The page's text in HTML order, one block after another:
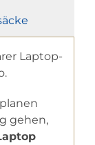
Laptop-
planen
gehen,